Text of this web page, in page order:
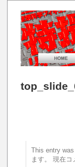
This entry
ます。 現在